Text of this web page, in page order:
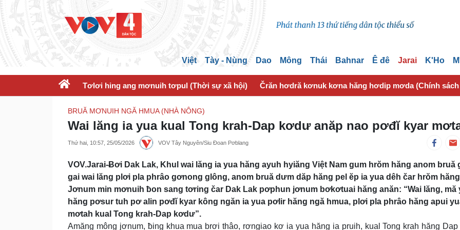
Việt Tày - Nùng Dao Mông Thái Bahnar Ê đê Jarai K'Ho
Tơlơi hing ang mơnuih tơpul (Thời sự xã hội) Črăn hơdră kơnuk kơna hăng hơdip mơda (Chính
BRUĂ MƠNUIH NGĂ HMUA (NHÀ NÔNG)
Wai lăng ia yua kual Tong krah-Dap kơdư anăp nao pơđĭ kyar
Thứ hai, 10:57, 25/05/2026 VOV Tây Nguyên/Siu Đoan Pơblang
VOV.Jarai-Ƀơi Dak Lak, Khul wai lăng ia yua hăng ayuh hyiăng Việt Nam gum hrŏm hăng anom bruă
gai wai lăng plơi pla phrâo gơnong glông, anom bruă dưm dăp hăng pel ĕp ia yua dêh čar hrŏm hăng
Jơnum min mơnuih ƀon sang tơring čar Dak Lak pơphun jơnum bơkơtuai hăng anăn: “Wai lăng, mă
hăng pơsur tuh pơ alin pơđĭ kyar kông ngăn ia yua pơlir hăng ngă hmua, plơi pla phrâo hăng apui
mơtah kual Tong krah-Dap kơdư”.
Amăng mông jơnum, ƀing khua mua brơi thâo, rơngiao kơ ia yua hăng ia pruih, kual Tong krah hăng